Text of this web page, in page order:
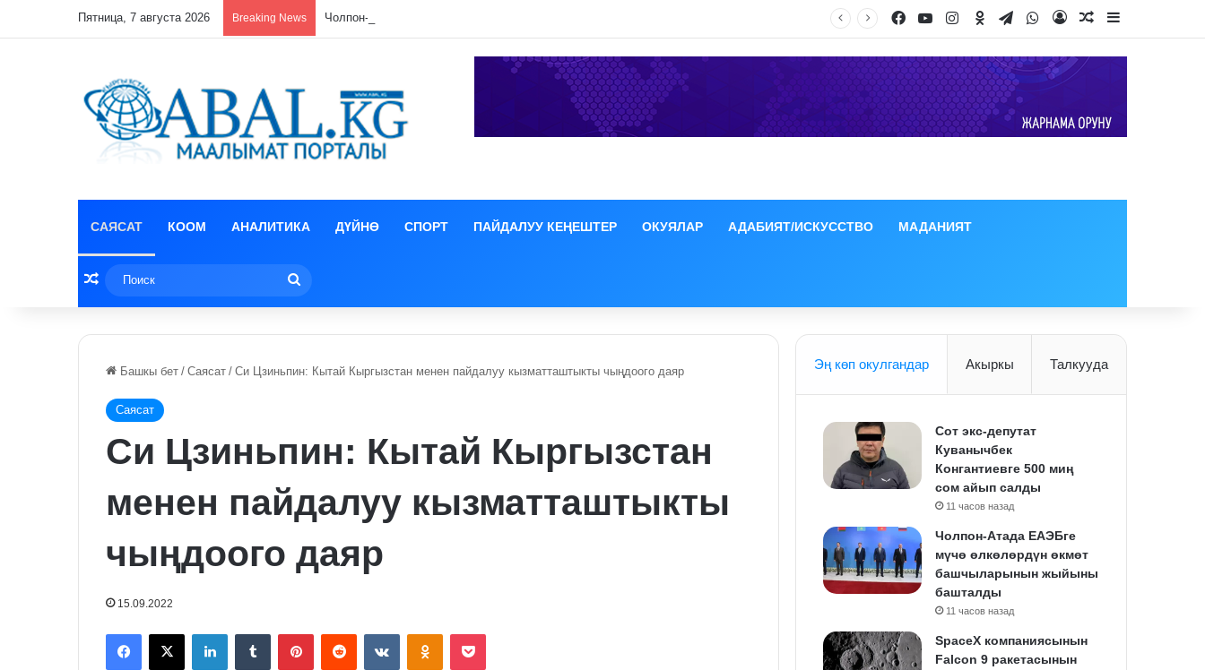
Пятница, 7 августа 2026 Breaking News Чолпон-Атада ЕАЭБге мүчө өлкөлөрдүн өкмөт башчыларынын жыйыны башталды Facebook
YouTubeInstagram
Odnoklassniki
TelegramWhatsApp
Log InRandom Article
Sidebar
САЯСАТ КООМ АНАЛИТИКА ДҮЙНӨ СПОРТ ПАЙДАЛУУ КЕҢЕШТЕР ОКУЯЛАР АДАБИЯТ/ИСКУССТВО МАДАНИЯТ
Random Article
Башкы бет / Саясат / Си Цзиньпин: Кытай Кыргызстан менен пайдалуу кызматташтыкты чыңдоого даяр
Саясат
Си Цзиньпин: Кытай Кыргызстан
менен пайдалуу кызматташтыкты
чыңдоого даяр
15.09.2022
FacebookX LinkedInTumblr PinterestReddit VKontakteOdnoklassniki
Pocket
Эң көп окулгандар Акыркы Талкууда
Сот экс-депутат
Куванычбек
Конгантиевге 500 миң
сом айып салды
11 часов назад
Чолпон-Атада ЕАЭБге
мүчө өлкөлөрдүн өкмөт
башчыларынын жыйыны
башталды
11 часов назад
SpaceX компаниясынын
Falcon 9 ракетасынын